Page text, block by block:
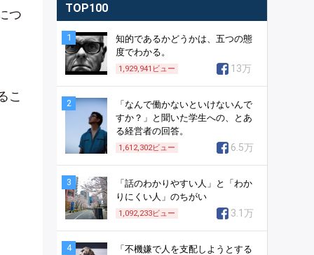
つ
こ
TOP100
1
知的であるかどうかは、五つの態
度でわかる。
1,929,941 ビュー 13万
2
「なんで働かないといけないんで
すか？」と聞いた学生への、とあ
る経営者の回答。
1,612,302ビュー 6.5万
3
「話のわかりやすい人」と「わか
りにくい人」のちがい
1,092,233ビュー 3.1万
4
「不機嫌で人を支配しようとする